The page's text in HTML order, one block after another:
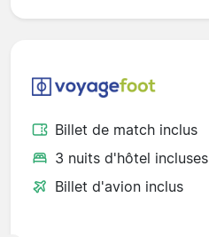
Billet de match inclus
3 nuits d'hôtel incluses
Billet d'avion inclus